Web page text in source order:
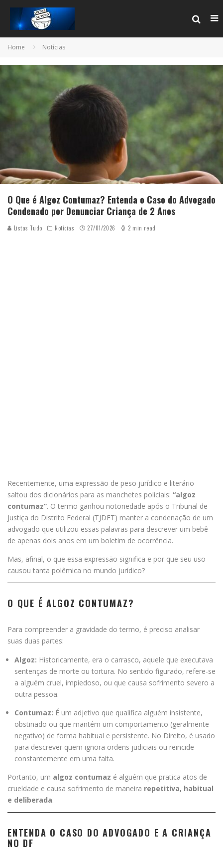
Home Notícias
O Que é Algoz Contumaz? Entenda o Caso do Advogado
Condenado por Denunciar Criança de 2 Anos
Listas Tudo Notícias 27/01/2026 2 min read
Recentemente, uma expressão de peso jurídico e literário
saltou dos dicionários para as manchetes policiais: “algoz
contumaz”. O termo ganhou notoriedade após o Tribunal de
Justiça do Distrito Federal (TJDFT) manter a condenação de um
advogado que utilizou essas palavras para descrever um bebê
de apenas dois anos em um boletim de ocorrência.
Mas, afinal, o que essa expressão significa e por que seu uso
causou tanta polêmica no mundo jurídico?
O QUE É ALGOZ CONTUMAZ?
Para compreender a gravidade do termo, é preciso analisar
suas duas partes:
Algoz: Historicamente, era o carrasco, aquele que executava
sentenças de morte ou tortura. No sentido figurado, refere-se
a alguém cruel, impiedoso, ou que causa sofrimento severo a
outra pessoa.
Contumaz: É um adjetivo que qualifica alguém insistente,
obstinado ou que mantém um comportamento (geralmente
negativo) de forma habitual e persistente. No Direito, é usado
para descrever quem ignora ordens judiciais ou reincide
constantemente em uma falta.
Portanto, um algoz contumaz é alguém que pratica atos de
crueldade e causa sofrimento de maneira repetitiva, habitual
e deliberada.
ENTENDA O CASO DO ADVOGADO E A CRIANÇA
NO DF